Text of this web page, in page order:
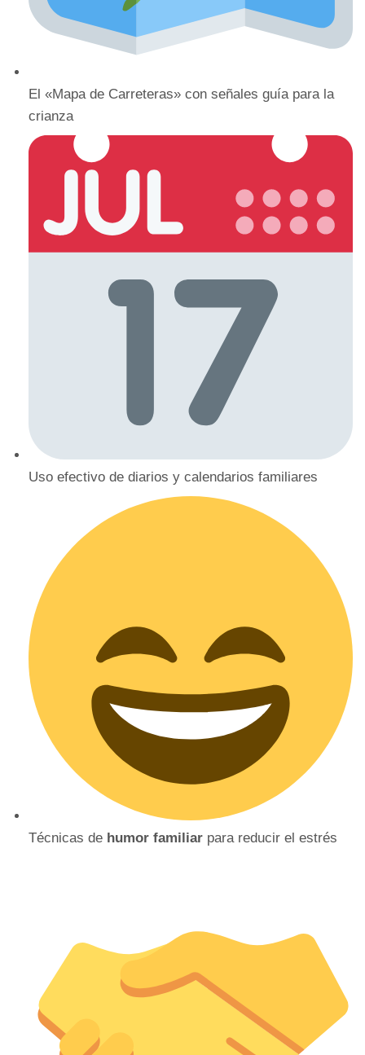
El «Mapa de Carreteras» con señales guía para la
crianza
Uso efectivo de diarios y calendarios familiares
Técnicas de humor familiar para reducir el estrés